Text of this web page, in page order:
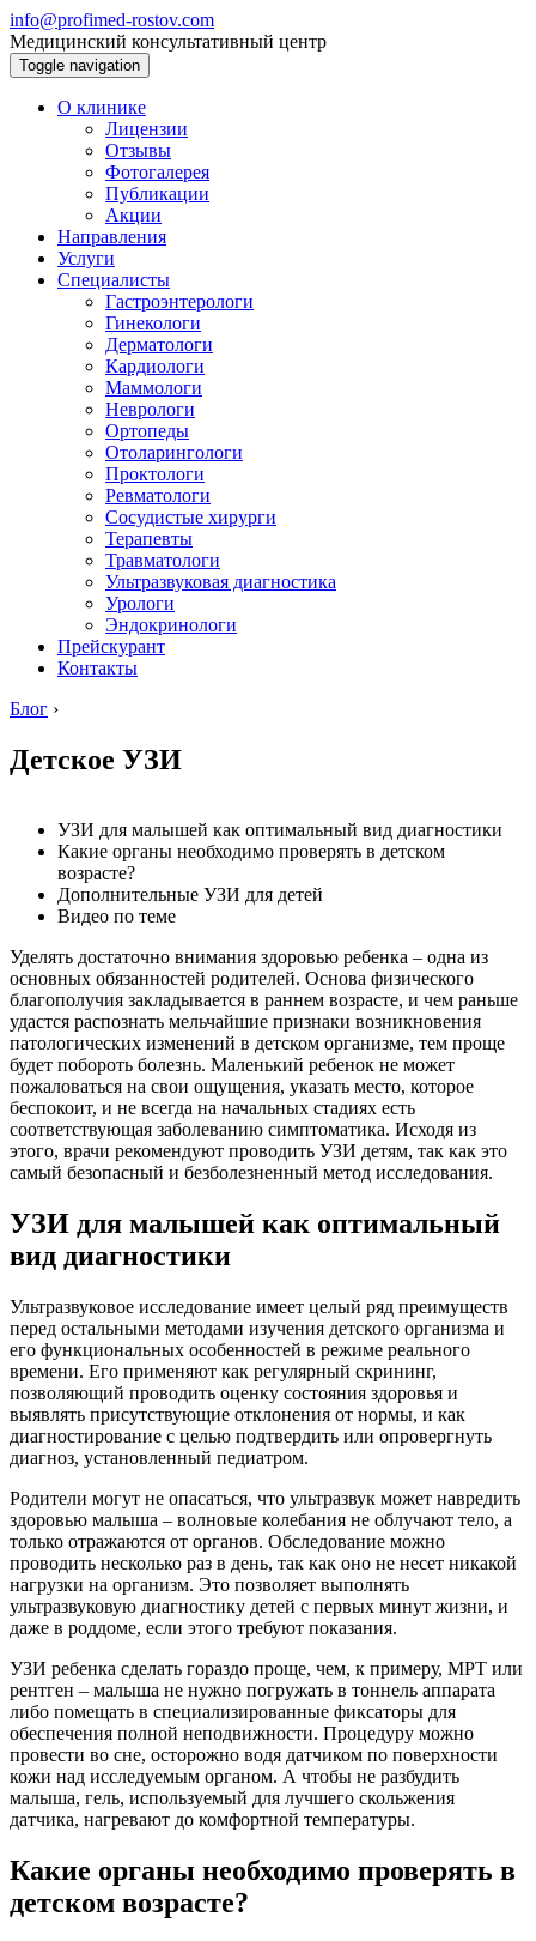
info@profimed-rostov.com
Медицинский консультативный центр
Toggle navigation
О клинике
Лицензии
Отзывы
Фотогалерея
Публикации
Акции
Направления
Услуги
Специалисты
Гастроэнтерологи
Гинекологи
Дерматологи
Кардиологи
Маммологи
Неврологи
Ортопеды
Отоларингологи
Проктологи
Ревматологи
Сосудистые хирурги
Терапевты
Травматологи
Ультразвуковая диагностика
Урологи
Эндокринологи
Прейскурант
Контакты
Блог ›
Детское УЗИ
УЗИ для малышей как оптимальный вид диагностики
Какие органы необходимо проверять в детском
возрасте?
Дополнительные УЗИ для детей
Видео по теме
Уделять достаточно внимания здоровью ребенка – одна из
основных обязанностей родителей. Основа физического
благополучия закладывается в раннем возрасте, и чем раньше
удастся распознать мельчайшие признаки возникновения
патологических изменений в детском организме, тем проще
будет побороть болезнь. Маленький ребенок не может
пожаловаться на свои ощущения, указать место, которое
беспокоит, и не всегда на начальных стадиях есть
соответствующая заболеванию симптоматика. Исходя из
этого, врачи рекомендуют проводить УЗИ детям, так как это
самый безопасный и безболезненный метод исследования.
УЗИ для малышей как оптимальный
вид диагностики
Ультразвуковое исследование имеет целый ряд преимуществ
перед остальными методами изучения детского организма и
его функциональных особенностей в режиме реального
времени. Его применяют как регулярный скрининг,
позволяющий проводить оценку состояния здоровья и
выявлять присутствующие отклонения от нормы, и как
диагностирование с целью подтвердить или опровергнуть
диагноз, установленный педиатром.
Родители могут не опасаться, что ультразвук может навредить
здоровью малыша – волновые колебания не облучают тело, а
только отражаются от органов. Обследование можно
проводить несколько раз в день, так как оно не несет никакой
нагрузки на организм. Это позволяет выполнять
ультразвуковую диагностику детей с первых минут жизни, и
даже в роддоме, если этого требуют показания.
УЗИ ребенка сделать гораздо проще, чем, к примеру, МРТ или
рентген – малыша не нужно погружать в тоннель аппарата
либо помещать в специализированные фиксаторы для
обеспечения полной неподвижности. Процедуру можно
провести во сне, осторожно водя датчиком по поверхности
кожи над исследуемым органом. А чтобы не разбудить
малыша, гель, используемый для лучшего скольжения
датчика, нагревают до комфортной температуры.
Какие органы необходимо проверять в
детском возрасте?